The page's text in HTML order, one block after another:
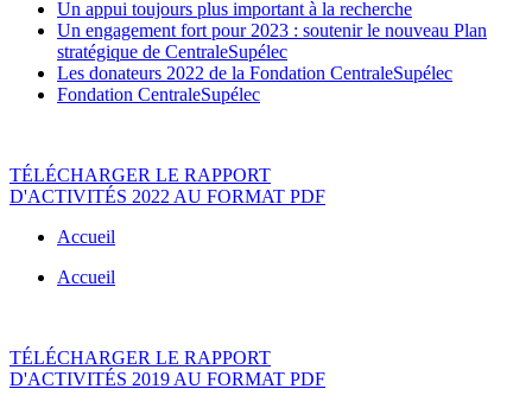
Un appui toujours plus important à la recherche
Un engagement fort pour 2023 : soutenir le nouveau Plan
stratégique de CentraleSupélec
Les donateurs 2022 de la Fondation CentraleSupélec
Fondation CentraleSupélec
TÉLÉCHARGER LE RAPPORT
D'ACTIVITÉS 2022 AU FORMAT PDF
Accueil
Accueil
TÉLÉCHARGER LE RAPPORT
D'ACTIVITÉS 2019 AU FORMAT PDF